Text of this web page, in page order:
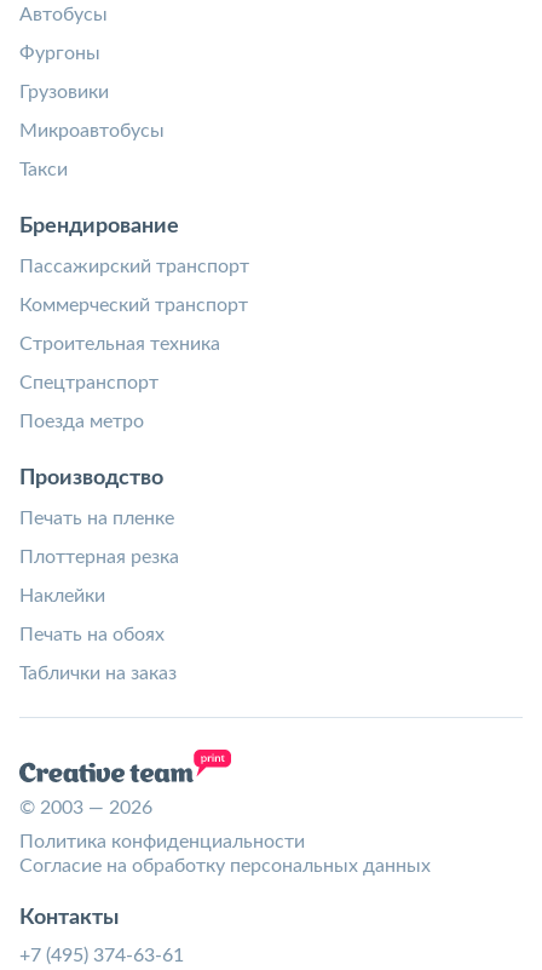
Автобусы
Фургоны
Грузовики
Микроавтобусы
Такси
Брендирование
Пассажирский транспорт
Коммерческий транспорт
Строительная техника
Спецтранспорт
Поезда метро
Производство
Печать на пленке
Плоттерная резка
Наклейки
Печать на обоях
Таблички на заказ
© 2003 — 2026
Политика конфиденциальности
Согласие на обработку персональных данных
Контакты
+7 (495) 374-63-61